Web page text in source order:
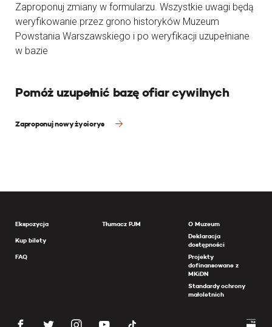
Zaproponuj zmiany w formularzu. Wszystkie uwagi będą
weryfikowanie przez grono historyków Muzeum
Powstania Warszawskiego i po weryfikacji uzupełniane
w bazie
Pomóż uzupełnić bazę ofiar cywilnych
Zaproponuj nowy życiorys
Ekspozycja
Kup bilety
FAQ
Tłumacz PJM
O Muzeum
Deklaracja
dostępności
Projekty
dofinansowane z
MKiDN
Standardy ochrony
małoletnich